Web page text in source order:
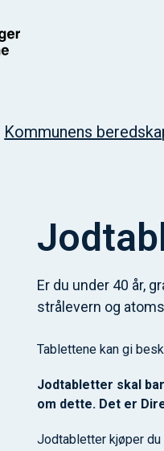
Kommunens
Er du under 40 år,
strålevern og
Tablettene kan gi
Jodtabletter skal
om dette. Det er
Jodtabletter kjøper